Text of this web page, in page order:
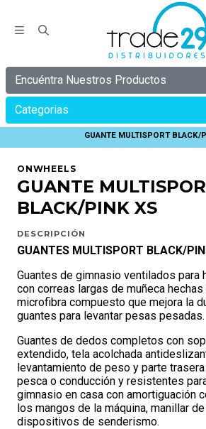
Encuéntra Nuestros Productos
Categorias
Inicio
GUANTE MULTISPORT BLACK/
ONWHEELS
GUANTE
BLACK/PINK XS
DESCRIPCIÓN
GUANTES MULTISPORT BLACK/
Guantes de gimnasio ventilados para
con correas largas de muñeca
microfibra compuesto que mejora la
guantes para levantar pesas pesadas.
Guantes de dedos completos con
extendido, tela acolchada
levantamiento de peso y parte
pesca o conducción y resistentes
gimnasio en casa con amortiguación
los mangos de la máquina, manillar
dispositivos de senderismo.